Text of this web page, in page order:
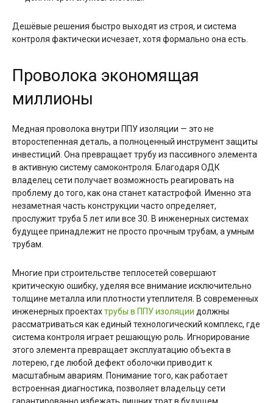
Дешёвые решения быстро выходят из строя, и система
контроля фактически исчезает, хотя формально она есть.
Проволока экономящая
миллионы
Медная проволока внутри ППУ изоляции — это не
второстепенная деталь, а полноценный инструмент защиты
инвестиций. Она превращает трубу из пассивного элемента
в активную систему самоконтроля. Благодаря ОДК
владелец сети получает возможность реагировать на
проблему до того, как она станет катастрофой. Именно эта
незаметная часть конструкции часто определяет,
прослужит труба 5 лет или все 30. В инженерных системах
будущее принадлежит не просто прочным трубам, а умным
трубам.
Многие при строительстве теплосетей совершают
критическую ошибку, уделяя все внимание исключительно
толщине металла или плотности утеплителя. В современных
инженерных проектахтрубы в ППУ изоляции должны
рассматриваться как единый технологический комплекс, где
система контроля играет решающую роль. Игнорирование
этого элемента превращает эксплуатацию объекта в
лотерею, где любой дефект оболочки приводит к
масштабным авариям. Понимание того, как работает
встроенная диагностика, позволяет владельцу сети